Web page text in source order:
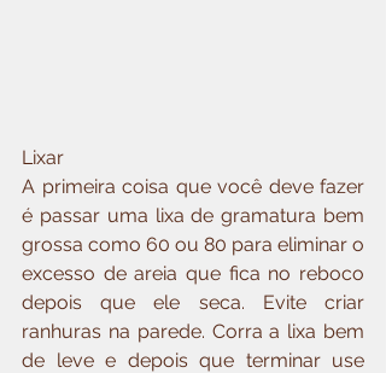
Lixar
A primeira coisa que você deve fazer
é passar uma lixa de gramatura bem
grossa como 60 ou 80 para eliminar o
excesso de areia que fica no reboco
depois que ele seca. Evite criar
ranhuras na parede. Corra a lixa bem
de leve e depois que terminar use